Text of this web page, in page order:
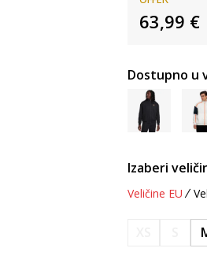
63,99 €
Dostupno u
Izaberi
Veličine EU